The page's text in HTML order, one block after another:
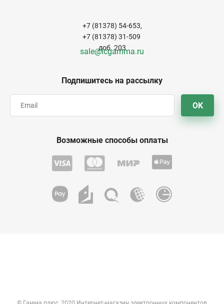
Подпишитесь на рассылку
OK
+7 (81378) 54-653,
+7 (81378) 31-509
доб. 203
sale@icgamma.ru
Возможные способы оплаты